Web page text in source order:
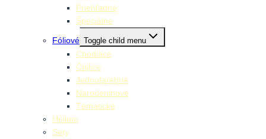
Priehľadné
Špeciálne
Fóliové Toggle child menu
Chodiace
Číslice
Jednofarebné
Narodeninové
Tématické
Hélium
Sety